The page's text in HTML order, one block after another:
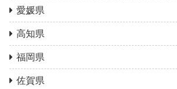
愛媛県
高知県
福岡県
佐賀県